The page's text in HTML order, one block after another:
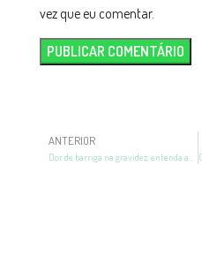
vez que eu comentar.
ANTERIOR